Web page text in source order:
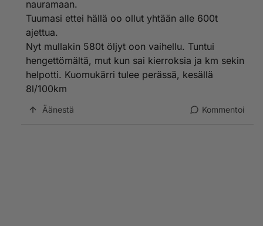
nauramaan.
Tuumasi ettei hällä oo ollut yhtään alle 600t
ajettua.
Nyt mullakin 580t öljyt oon vaihellu. Tuntui
hengettömältä, mut kun sai kierroksia ja km sekin
helpotti. Kuomukärri tulee perässä, kesällä
8l/100km
Äänestä Kommentoi